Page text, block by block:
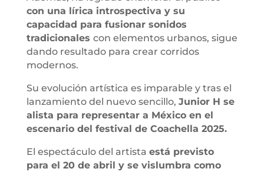
con una lírica introspectiva y su
capacidad para fusionar sonidos
tradicionales con elementos urbanos, sigue
dando resultado para crear corridos
modernos.
Su evolución artística es imparable y tras el
lanzamiento del nuevo sencillo, Junior H se
alista para representar a México en el
escenario del festival de Coachella 2025.
El espectáculo del artista está previsto
para el 20 de abril y se vislumbra como